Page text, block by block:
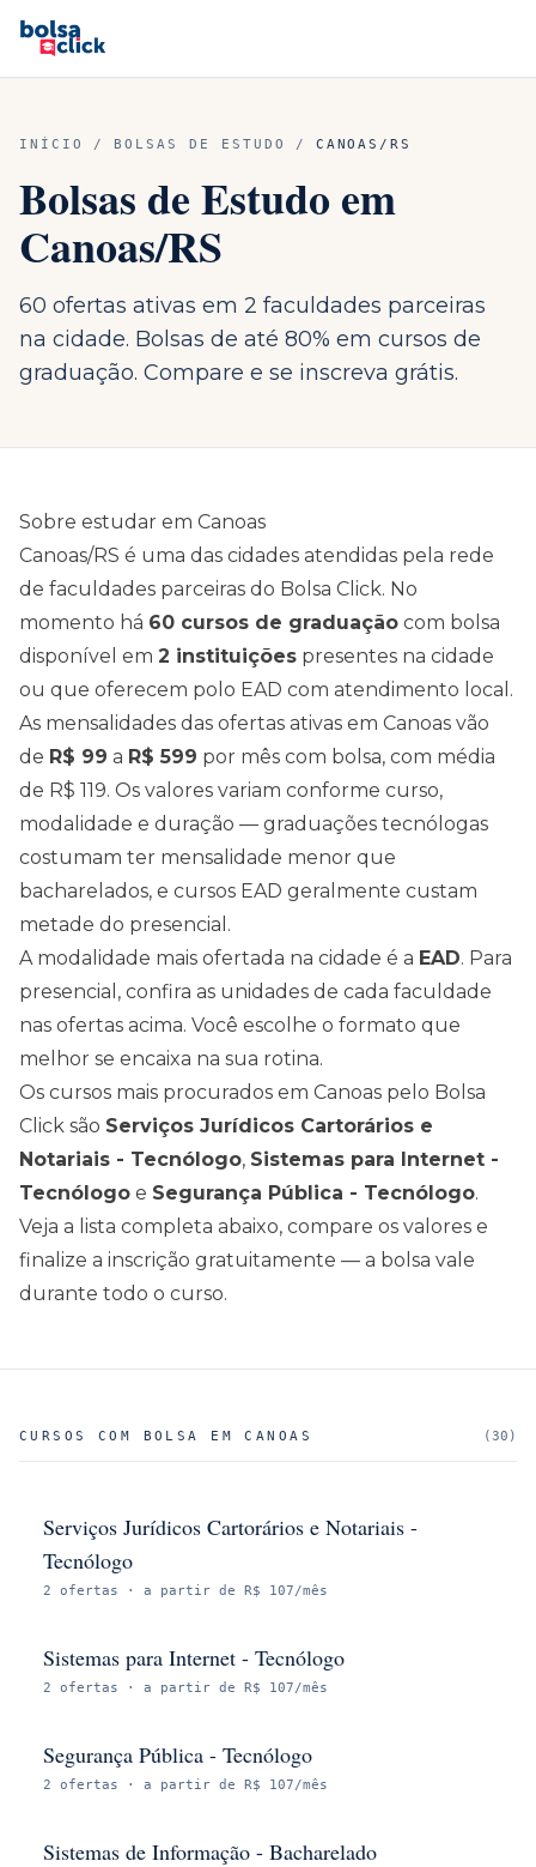
INÍCIO / BOLSAS DE ESTUDO / CANOAS /RS
Bolsas de Estudo em
Canoas/RS
60 ofertas ativas em 2 faculdades parceiras
na cidade. Bolsas de até 80% em cursos de
graduação. Compare e se inscreva grátis.
Sobre estudar em Canoas
Canoas/RS é uma das cidades atendidas pela rede
de faculdades parceiras do Bolsa Click. No
momento há 60 cursos de graduação com bolsa
disponível em 2 instituições presentes na cidade
ou que oferecem polo EAD com atendimento local.
As mensalidades das ofertas ativas em Canoas vão
de R$ 99 a R$ 599 por mês com bolsa, com média
de R$ 119. Os valores variam conforme curso,
modalidade e duração — graduações tecnólogas
costumam ter mensalidade menor que
bacharelados, e cursos EAD geralmente custam
metade do presencial.
A modalidade mais ofertada na cidade é a EAD. Para
presencial, confira as unidades de cada faculdade
nas ofertas acima. Você escolhe o formato que
melhor se encaixa na sua rotina.
Os cursos mais procurados em Canoas pelo Bolsa
Click são Serviços Jurídicos Cartorários e
Notariais - Tecnólogo, Sistemas para Internet -
Tecnólogo e Segurança Pública - Tecnólogo.
Veja a lista completa abaixo, compare os valores e
finalize a inscrição gratuitamente — a bolsa vale
durante todo o curso.
CURSOS COM BOLSA EMCANOAS (30 )
Serviços Jurídicos Cartorários e Notariais -
Tecnólogo
2 ofertas · a partir de R$ 107/mês
Sistemas para Internet - Tecnólogo
2 ofertas · a partir de R$ 107/mês
Segurança Pública - Tecnólogo
2 ofertas · a partir de R$ 107/mês
Sistemas de Informação - Bacharelado